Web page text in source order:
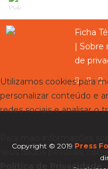
Pub
Ficha
| Sobre
de
Copyright © 2019 Press
Utilizamos cookies para
personalizar conteúdo e
redes sociais e analisar o
seus dados pessoais,
Política de Privacidade.